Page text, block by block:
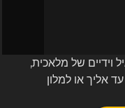
וידיים של מלאכית,
אליך או למלון